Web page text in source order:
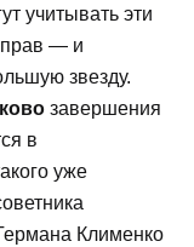
учитывать эти
— и
звезду.
завершения
в
уже
Клименко